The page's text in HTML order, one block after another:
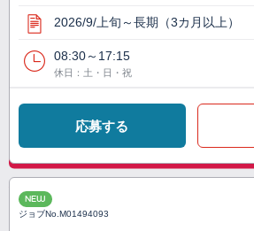
2026/9/上旬～長期（3カ月以上）
08:30～17:15
休日：土・日・祝
応募する
NEW
ジョブNo.M01494093